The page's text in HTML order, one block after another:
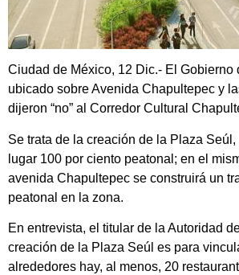
Ciudad de México, 12 Dic.- El
ubicado sobre Avenida Chapultepec y
dijeron “no” al Corredor Cultural
Se trata de la creación de la Plaza
lugar 100 por ciento peatonal; en el
avenida Chapultepec se construirá un
peatonal en la zona.
En entrevista, el titular de la Autoridad
creación de la Plaza Seúl es para
alrededores hay, al menos, 20